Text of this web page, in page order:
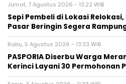
Jumat, 7 Agustus 2026 - 13:22 WIB
Sepi Pembeli di Lokasi
Pasar Beringin Segera
Rabu, 5 Agustus 2026 - 13:33 WIB
PASPORIA Diserbu Warga
Kerinci Layani 30 Permohonan